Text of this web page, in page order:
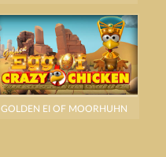
GOLDEN EI OF MOORHUHN